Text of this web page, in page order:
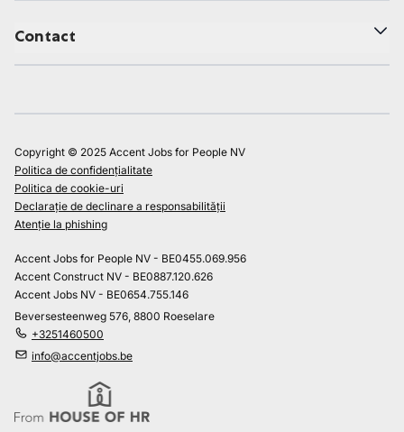
Contact
Copyright © 2025 Accent Jobs for People NV
Politica de confidențialitate
Politica de cookie-uri
Declarație de declinare a responsabilității
Atenție la phishing
Accent Jobs for People NV - BE0455.069.956
Accent Construct NV - BE0887.120.626
Accent Jobs NV - BE0654.755.146
Beversesteenweg 576, 8800 Roeselare
+3251460500
info@accentjobs.be